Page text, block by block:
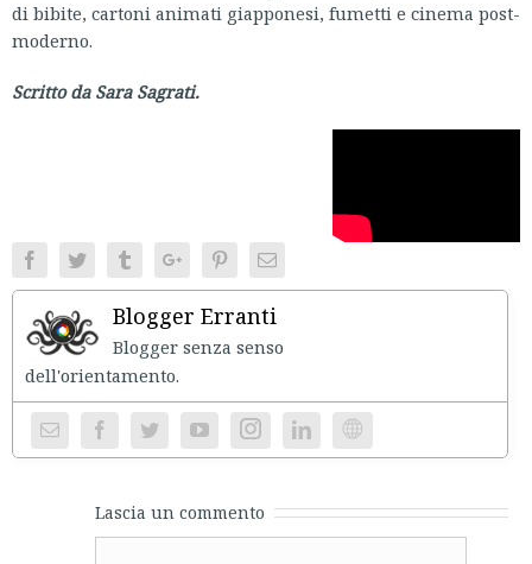
di bibite, cartoni animati giapponesi, fumetti e cinema post-
moderno.
Scritto da Sara Sagrati.
FacebookTwitter TumblrGoogle+PinterestEmail
Blogger Erranti
Blogger senza senso
Instagram Website
Lascia un commento